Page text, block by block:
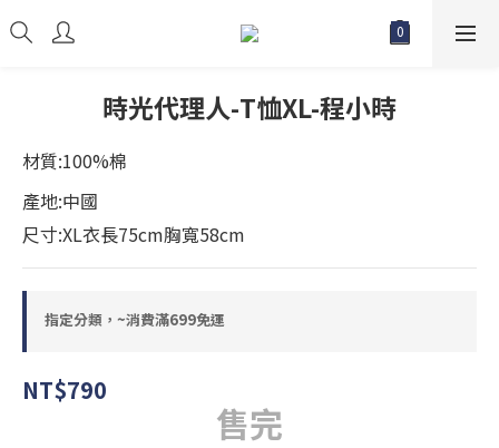
時光代理人-T恤XL-程小時
材質:100%棉
產地:中國
尺寸:XL衣長75cm胸寬58cm
指定分類，~消費滿699免運
NT$790
售完